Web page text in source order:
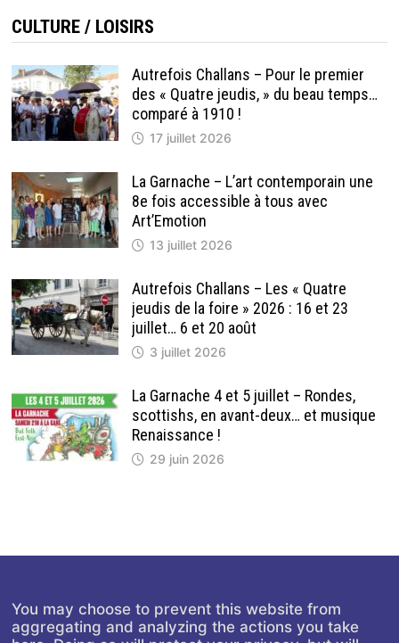
CULTURE / LOISIRS
Autrefois Challans – Pour le premier
des « Quatre jeudis, » du beau temps…
comparé à 1910 !
17 juillet 2026
La Garnache – L’art contemporain une
8e fois accessible à tous avec
Art’Emotion
13 juillet 2026
Autrefois Challans – Les « Quatre
jeudis de la foire » 2026 : 16 et 23
juillet… 6 et 20 août
3 juillet 2026
La Garnache 4 et 5 juillet – Rondes,
scottishs, en avant-deux… et musique
Renaissance !
29 juin 2026
You may choose to prevent this website from
aggregating and analyzing the actions you take